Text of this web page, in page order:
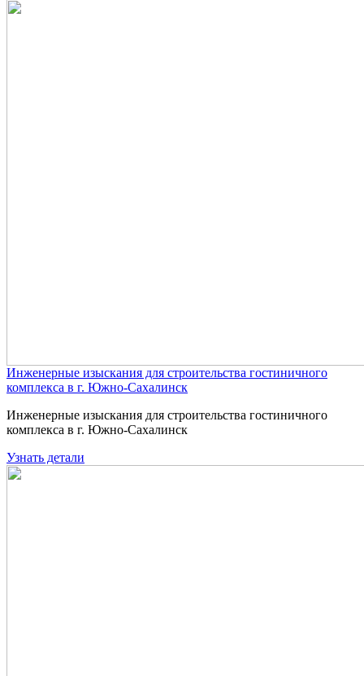
Инженерные изыскания для строительства гостиничного
комплекса в г. Южно-Сахалинск
Инженерные изыскания для строительства гостиничного
комплекса в г. Южно-Сахалинск
Узнать детали